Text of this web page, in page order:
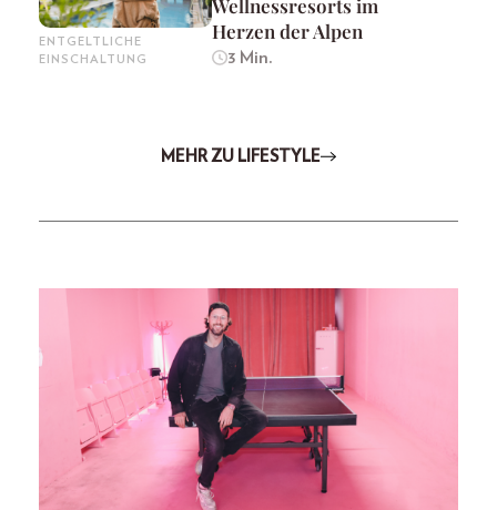
ENTGELTLICHE
EINSCHALTUNG
Wellnessresorts im
Herzen der Alpen
3 Min.
MEHR ZU LIFESTYLE